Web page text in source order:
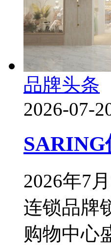
品牌头条
2026-07-
2026年7
连锁品牌
购物中心